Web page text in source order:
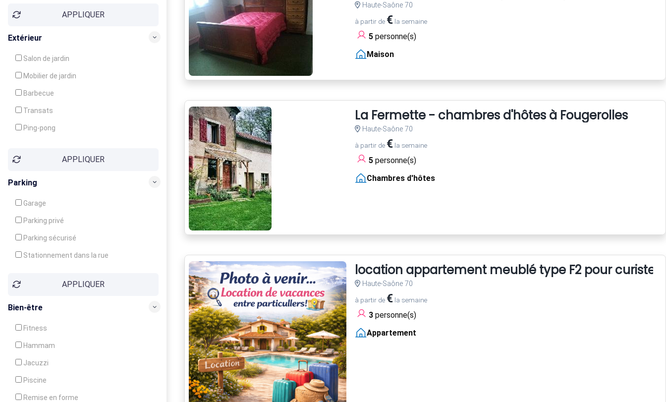
Balcon / Terrasse
APPLIQUER
Extérieur
Salon de jardin
Mobilier de jardin
Barbecue
Transats
Ping-pong
Jeux d'enfantsAPPLIQUER
Parking
Garage
Parking privé
Parking sécurisé
Stationnement dans la rue
APPLIQUER
Bien-être
Fitness
Hammam
Jacuzzi
Piscine
Remise en forme
Haute-Saône 70
à partir de €la semaine
5personne(s)
Maison
La Fermette - chambres d'hôtes à Fougerolles
Haute-Saône 70
à partir de €la semaine
5personne(s)
Chambres d'hôtes
location appartement meublé type F2 pour curistes
Haute-Saône 70
à partir de €la semaine
3personne(s)
Appartement